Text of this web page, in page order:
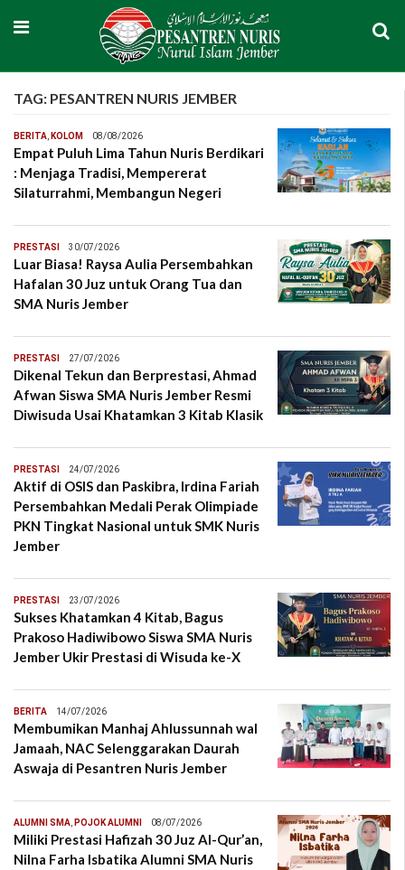
TAG: PESANTREN NURIS JEMBER
BERITA, KOLOM 08/08/2026
Empat Puluh Lima Tahun Nuris Berdikari
: Menjaga Tradisi, Mempererat
Silaturrahmi, Membangun Negeri
PRESTASI 30/07/2026
Luar Biasa! Raysa Aulia Persembahkan
Hafalan 30 Juz untuk Orang Tua dan
SMA Nuris Jember
PRESTASI 27/07/2026
Dikenal Tekun dan Berprestasi, Ahmad
Afwan Siswa SMA Nuris Jember Resmi
Diwisuda Usai Khatamkan 3 Kitab Klasik
PRESTASI 24/07/2026
Aktif di OSIS dan Paskibra, Irdina Fariah
Persembahkan Medali Perak Olimpiade
PKN Tingkat Nasional untuk SMK Nuris
Jember
PRESTASI 23/07/2026
Sukses Khatamkan 4 Kitab, Bagus
Prakoso Hadiwibowo Siswa SMA Nuris
Jember Ukir Prestasi di Wisuda ke-X
BERITA 14/07/2026
Membumikan Manhaj Ahlussunnah wal
Jamaah, NAC Selenggarakan Daurah
Aswaja di Pesantren Nuris Jember
ALUMNI SMA, POJOK ALUMNI 08/07/2026
Miliki Prestasi Hafizah 30 Juz Al-Qur’an,
Nilna Farha Isbatika Alumni SMA Nuris